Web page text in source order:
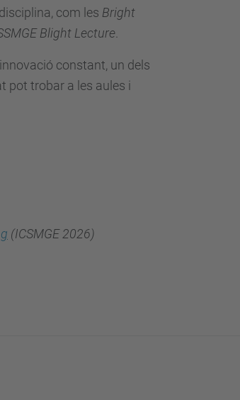
com les Bright
Blight Lecture
constant, un dels
pot trobar a les aules i
(ICSMGE 2026)